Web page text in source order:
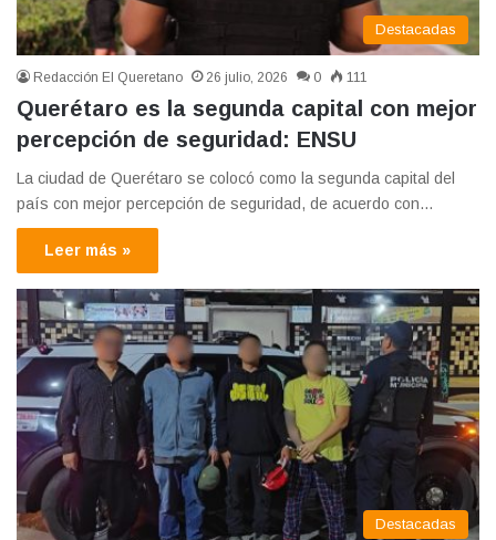
Destacadas
Redacción El Queretano 26 julio, 2026 0 111
Querétaro es la segunda capital con mejor
percepción de seguridad: ENSU
La ciudad de Querétaro se colocó como la segunda capital del
país con mejor percepción de seguridad, de acuerdo con…
Leer más »
Destacadas